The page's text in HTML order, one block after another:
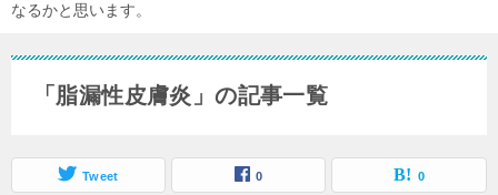
なるかと思います。
「脂漏性皮膚炎」の記事一覧
Tweet 0 0